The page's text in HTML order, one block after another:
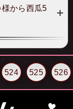
から西瓜5
524 525 526